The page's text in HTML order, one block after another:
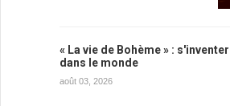
« La vie de Bohème » :
dans le monde
août 03, 2026